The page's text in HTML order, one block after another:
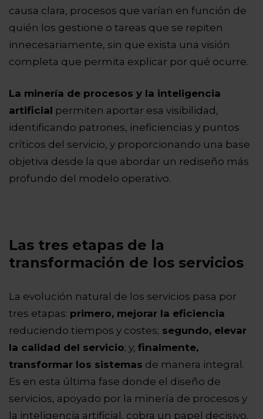
causa clara, procesos que varían en función de
quién los gestione o tareas que se repiten
innecesariamente, sin que exista una visión
completa que permita explicar por qué ocurre.
La minería de procesos y la inteligencia
artificial permiten aportar esa visibilidad,
identificando patrones, ineficiencias y puntos
críticos del servicio, y proporcionando una base
objetiva desde la que abordar un rediseño más
profundo del modelo operativo.
Las tres etapas de la
transformación de los servicios
La evolución natural de los servicios pasa por
tres etapas: primero, mejorar la eficiencia
reduciendo tiempos y costes; segundo, elevar
la calidad del servicio; y, finalmente,
transformar los sistemas de manera integral.
Es en esta última fase donde el diseño de
servicios, apoyado por la minería de procesos y
la inteligencia artificial, cobra un papel decisivo.